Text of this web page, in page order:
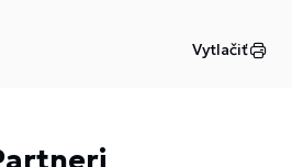
Vytlačiť